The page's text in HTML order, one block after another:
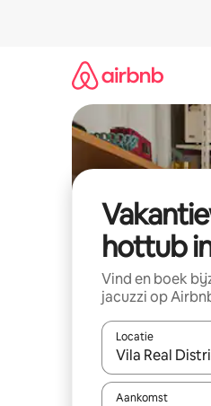
hottub
Vind en boek
jacuzzi op
Locatie
Wanneer er
Aankomst